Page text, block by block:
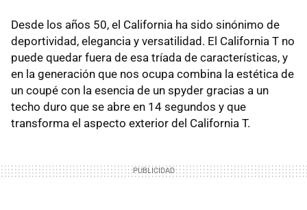
Desde los años 50, el California ha sido sinónimo de
deportividad, elegancia y versatilidad. El California T no
puede quedar fuera de esa tríada de características, y
en la generación que nos ocupa combina la estética de
un coupé con la esencia de un spyder gracias a un
techo duro que se abre en 14 segundos y que
transforma el aspecto exterior del California T.